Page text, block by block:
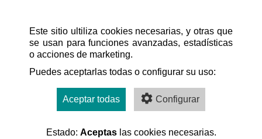
Este sitio ultiliza cookies necesarias, y otras que
se usan para funciones avanzadas, estadísticas
o acciones de marketing.
Puedes aceptarlas todas o configurar su uso:
Aceptar todas Configurar
Estado: Aceptaslas cookies necesarias.
NAVEGACIÓN RÁPIDA
INICIO
CONTACTO